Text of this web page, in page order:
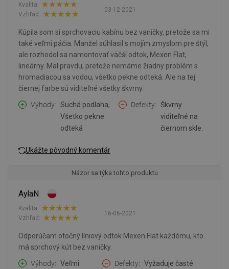
03-12-2021
Kvalita:
Vzhľad:
Kúpila som si sprchovaciu kabínu bez vaničky, pretože sa mi
také veľmi páčia. Manžel súhlasil s mojím zmyslom pre štýl,
ale rozhodol sa namontovať väčší odtok, Mexen Flat,
lineárny. Mal pravdu, pretože nemáme žiadny problém s
hromadiacou sa vodou, všetko pekne odteká. Ale na tej
čiernej farbe sú viditeľné všetky škvrny.
Výhody
Suchá podlaha,
Všetko pekne
odteká
Defekty
Škvrny
viditeľné na
čiernom skle.
Ukážte pôvodný komentár
Názor sa týka tohto produktu
AylaN
16-06-2021
Kvalita:
Vzhľad:
Odporúčam otočný líniový odtok Mexen Flat každému, kto
má sprchový kút bez vaničky.
Výhody
Veľmi
Defekty
Vyžaduje časté